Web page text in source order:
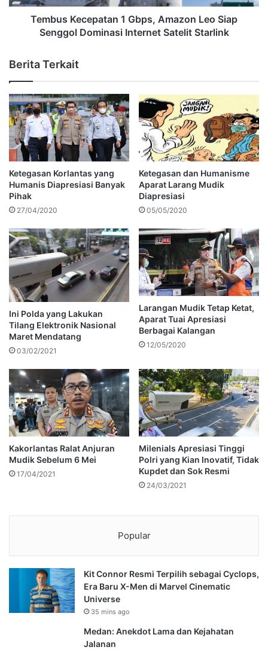
Tembus Kecepatan 1 Gbps, Amazon Leo Siap
Senggol Dominasi Internet Satelit Starlink
Berita Terkait
Ketegasan Korlantas yang
Humanis Diapresiasi Banyak
Pihak
27/04/2020
Ketegasan dan Humanisme
Aparat Larang Mudik
Diapresiasi
05/05/2020
Ini Polda yang Lakukan
Tilang Elektronik Nasional
Maret Mendatang
03/02/2021
Larangan Mudik Tetap Ketat,
Aparat Tuai Apresiasi
Berbagai Kalangan
12/05/2020
Kakorlantas Ralat Anjuran
Mudik Sebelum 6 Mei
17/04/2021
Milenials Apresiasi Tinggi
Polri yang Kian Inovatif, Tidak
Kupdet dan Sok Resmi
24/03/2021
Popular
Kit Connor Resmi Terpilih sebagai Cyclops,
Era Baru X-Men di Marvel Cinematic
Universe
35 mins ago
Medan: Anekdot Lama dan Kejahatan
Jalanan